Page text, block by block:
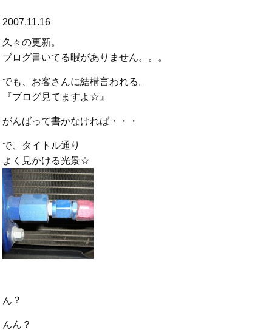
2007.11.16
久々の更新。
ブログ書いてる暇がありません。。。
でも、お客さんに結構言われる。
『ブログ見てますよ☆』
がんばって書かなければ・・・
で、タイトル通り
よく見かける光景☆
ん？
んん？